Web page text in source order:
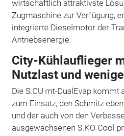
wirtschaftlich attraktivste
Zugmaschine zur Verfügung,
integrierte Dieselmotor der
Antriebsenergie.
City-Kühlauflieger
Nutzlast und
Die S.CU mt-DualEvap kommt
zum Einsatz, den Schmitz
und der auch von den
ausgewachsenen S.KO Cool